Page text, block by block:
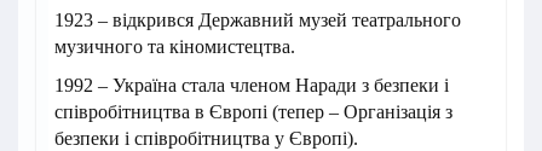
1923 – відкрився Державний музей театрального
музичного та кіномистецтва.
1992 – Україна стала членом Наради з безпеки і
співробітництва в Європі (тепер – Організація з
безпеки і співробітництва у Європі).